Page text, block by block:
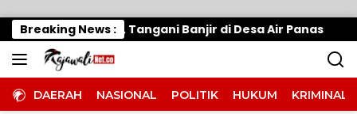
Breaking News :
Gerak Cepat, Tangani Banjir di Desa Air Panas
DAERAH NASIONAL POLITIK HUKUM KRIMINAL